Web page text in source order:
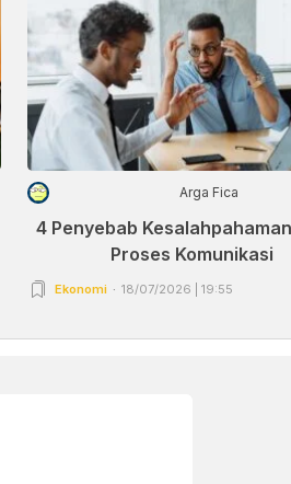
Arga Fica
4 Penyebab
Proses Komunikasi
Ekonomi 18/07/2026 | 19:55